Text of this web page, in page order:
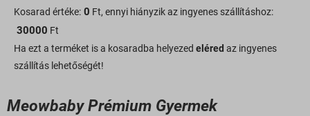
Kosarad értéke: 0 Ft, ennyi hiányzik az ingyenes szállításhoz:
30000 Ft
Ha ezt a terméket is a kosaradba helyezed eléred az ingyenes
szállítás lehetőségét!
Meowbaby Prémium Gyermek